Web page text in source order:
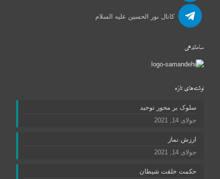
کانال نور الحسین علیه السلام
ساماندهی
نوشته‌های تازه
سلوک بر محور توحید
جولای 14, 2021
ارزش نماز
جولای 14, 2021
حکمت خلقت شیطان